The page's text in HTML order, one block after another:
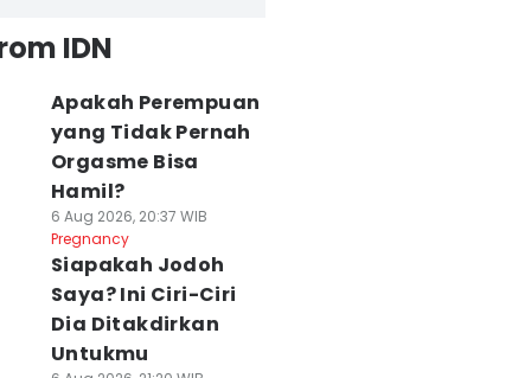
IDN
Apakah Perempuan
yang Tidak Pernah
Orgasme Bisa
Hamil?
6 Aug 2026, 20:37 WIB
Pregnancy
Siapakah Jodoh
Saya? Ini Ciri-Ciri
Dia Ditakdirkan
Untukmu